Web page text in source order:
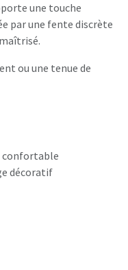
une touche
par une fente discrète
ou une tenue de
confortable
décoratif